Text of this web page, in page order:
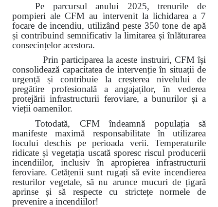
Pe parcursul anului 2025, trenurile de
pompieri ale CFM au intervenit la lichidarea a 7
focare de incendiu, utilizând peste 350 tone de apă
și contribuind semnificativ la limitarea și înlăturarea
consecințelor acestora.
Prin participarea la aceste instruiri, CFM își
consolidează capacitatea de intervenție în situații de
urgență și contribuie la creșterea nivelului de
pregătire profesională a angajaților, în vederea
protejării infrastructurii feroviare, a bunurilor și a
vieții oamenilor.
Totodată, CFM îndeamnă populația să
manifeste maximă responsabilitate în utilizarea
focului deschis pe perioada verii. Temperaturile
ridicate și vegetația uscată sporesc riscul producerii
incendiilor, inclusiv în apropierea infrastructurii
feroviare. Cetățenii sunt rugați să evite incendierea
resturilor vegetale, să nu arunce mucuri de țigară
aprinse și să respecte cu strictețe normele de
prevenire a incendiilor!